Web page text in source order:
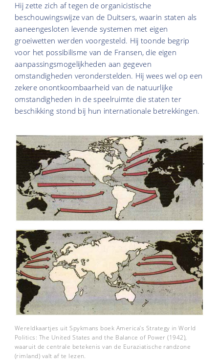
Hij zette zich af tegen de organicistische
beschouwingswijze van de Duitsers, waarin staten als
aaneengesloten levende systemen met eigen
groeiwetten werden voorgesteld. Hij toonde begrip
voor het possibilisme van de Fransen, die eigen
aanpassingsmogelijkheden aan gegeven
omstandigheden veronderstelden. Hij wees wel op een
zekere onontkoombaarheid van de natuurlijke
omstandigheden in de speelruimte die staten ter
beschikking stond bij hun internationale betrekkingen.
Wereldkaartjes uit Spykmans boek America’s Strategy in World
Politics: The United States and the Balance of Power (1942),
waaruit de centrale betekenis van de Euraziatische randzone
(rimland) valt af te lezen.